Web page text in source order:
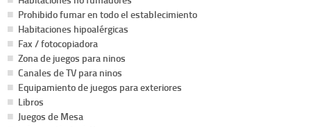
Prohibido fumar en todo el establecimiento
Habitaciones hipoalérgicas
Fax / fotocopiadora
Zona de juegos para ninos
Canales de TV para ninos
Equipamiento de juegos para exteriores
Libros
Juegos de Mesa